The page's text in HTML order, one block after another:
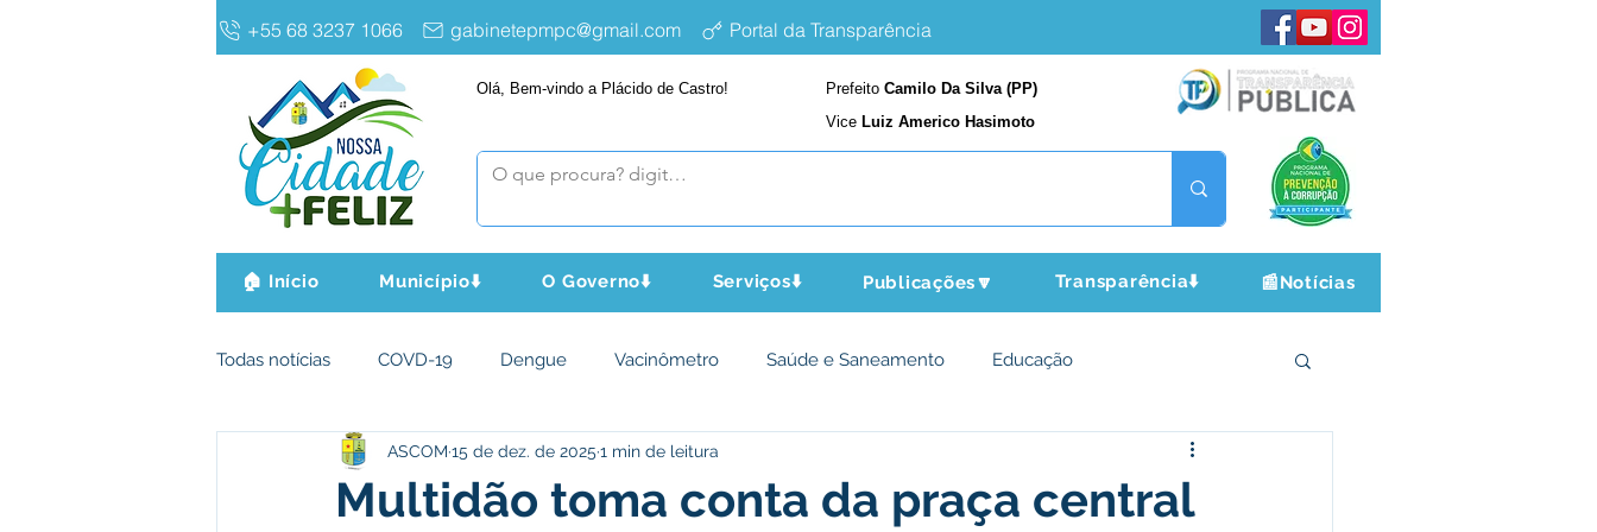
+55 68 3237 1066 gabinetepmpc@gmail.com Portal da Transparência
Olá, Bem-vindo a Plácido de Castro! Prefeito Camilo Da Silva (PP)
Vice Luiz Americo Hasimoto
🏠 Início Município⬇️ O Governo⬇️ Serviços⬇️ Publicações🔽 Transparência⬇️ 📰Notícias
Todas notícias COVD-19 Dengue Vacinômetro Saúde e Saneamento Educação
Infraestrutura e Obras Agricultura e Meio Ambiente
Multidão toma conta da praça central
ASCOM 15 de dez. de 2025 1 min de leitura